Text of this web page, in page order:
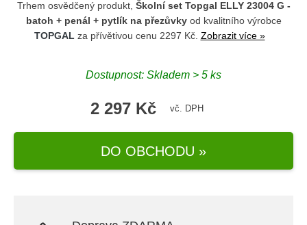
Trhem osvědčený produkt, Školní set Topgal ELLY 23004 G -
batoh + penál + pytlík na přezůvkyod kvalitního výrobce
TOPGAL za přívětivou cenu 2297 Kč. Zobrazit více »
Dostupnost: Skladem > 5 ks
2 297 Kč vč. DPH
DO OBCHODU »